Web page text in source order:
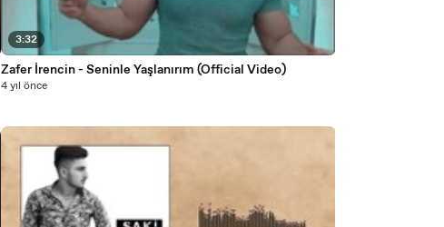
3:32
Zafer İrencin - Seninle Yaşlanırım (Official Video)
4 yıl önce